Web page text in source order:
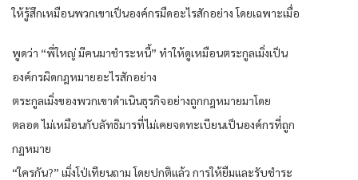
ให้รู้สึกเหมือนพวกเขาเป็นองค์กรมืดอะไรสักอย่าง โดยเฉพาะเมื่อ
พูดว่า “พี่ใหญ่ มีคนมาชำระหนี้” ทำให้ดูเหมือนตระกูลเมิ่งเป็น
องค์กรผิดกฎหมายอะไรสักอย่าง
ตระกูลเมิ่งของพวกเขาดำเนินธุรกิจอย่างถูกกฎหมายมาโดย
ตลอด ไม่เหมือนกับลัทธิมารที่ไม่เคยจดทะเบียนเป็นองค์กรที่ถูก
กฎหมาย
“ใครกัน?” เมิ่งโป่เทียนถาม โดยปกติแล้ว การให้ยืมและรับชำระ